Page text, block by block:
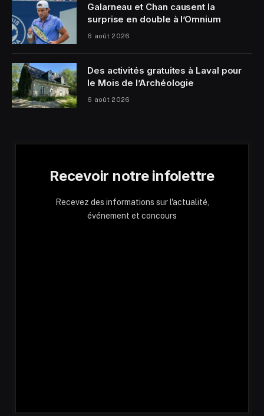
Galarneau et Chan causent la
surprise en double à l’Omnium
6 août 2026
Des activités gratuites à Laval pour
le Mois de l’Archéologie
6 août 2026
Recevoir notre infolettre
Recevez des informations sur l'actualité,
événement et concours